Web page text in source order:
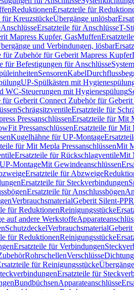
ReduktionenErsatzteile für
für KreuzstückeÜbergänge unlösbar
AnschlüsseErsatzteile für AnschlüsseT-
Mapress Kupfer, GasMuffen
und Verbindungen, lösbar
für Zubehör für Geberit Mapress Kupfer
für Befestigungen für Anschlüsse
SensorenKabel
UP-Spülkästen mit
WC-Steuerungen mit Hygienespülung
für Geberit Connect Zubehör für
SchrägsitzventileErsatzteile für
PressanschlüssenErsatzteile für Mit
PressanschlüssenErsatzteile für Mit
Kugelhähne für UP-Montage
für Mit Mepla PressanschlüssenMit
Ersatzteile für RückschlagventileMit
MontageMit Gewindeanschlüssen
Ersatzteile für Abzweige
Ersatzteile für Steckverbindungen
Ersatzteile für Anschlussbögen
VerbrauchsmaterialGeberit Silent-PP
für ReduktionenReinigungsstücke
auf andere Werkstoffe
SchutzdeckelVerbrauchsmaterial
für ReduktionenReinigungsstücke
Ersatzteile für Verbindungen
RohrschellenVerschlüsse
für ReinigungsstückeÜbergänge
Ersatzteile für
BundbüchsenApparateanschlüsse